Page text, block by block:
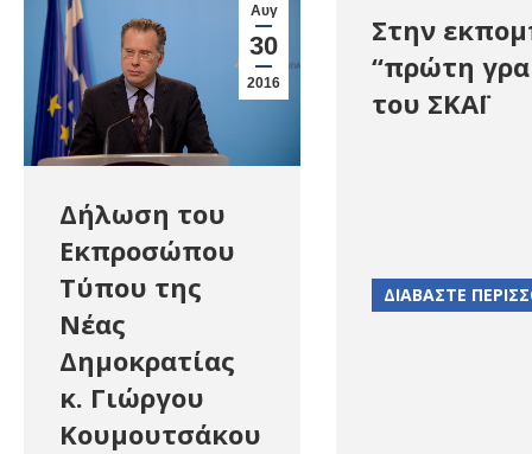
Αυγ
30
2016
Δήλωση του
Εκπροσώπου
Τύπου της
Νέας
Δημοκρατίας
κ. Γιώργου
Κουμουτσάκου
Στην
“πρώτη
του ΣΚΑΪ
ΔΙΑΒΑΣΤΕ